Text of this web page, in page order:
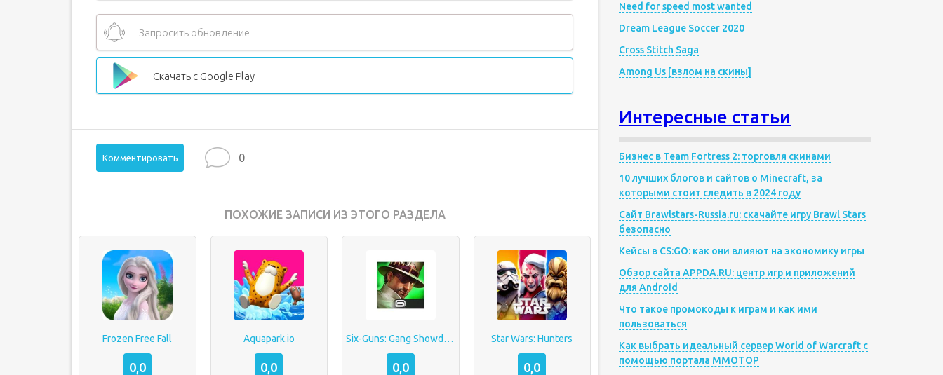
Запросить обновление
Скачать с Google Play
Комментировать 0
ПОХОЖИЕ ЗАПИСИ ИЗ ЭТОГО РАЗДЕЛА
Frozen Free Fall
0,0
Aquapark.io
0,0
Six-Guns: Gang Showdown
0,0
Star Wars: Hunters
0,0
Need for speed most wanted
Dream League Soccer 2020
Cross Stitch Saga
Among Us [взлом на скины]
Интересные статьи
Бизнес в Team Fortress 2: торговля скинами
10 лучших блогов и сайтов о Minecraft, за
которыми стоит следить в 2024 году
Сайт Brawlstars-Russia.ru: скачайте игру Brawl Stars
безопасно
Кейсы в CS:GO: как они влияют на экономику игры
Обзор сайта APPDA.RU: центр игр и приложений
для Android
Что такое промокоды к играм и как ими
пользоваться
Как выбрать идеальный сервер World of Warcraft с
помощью портала MMOTOP